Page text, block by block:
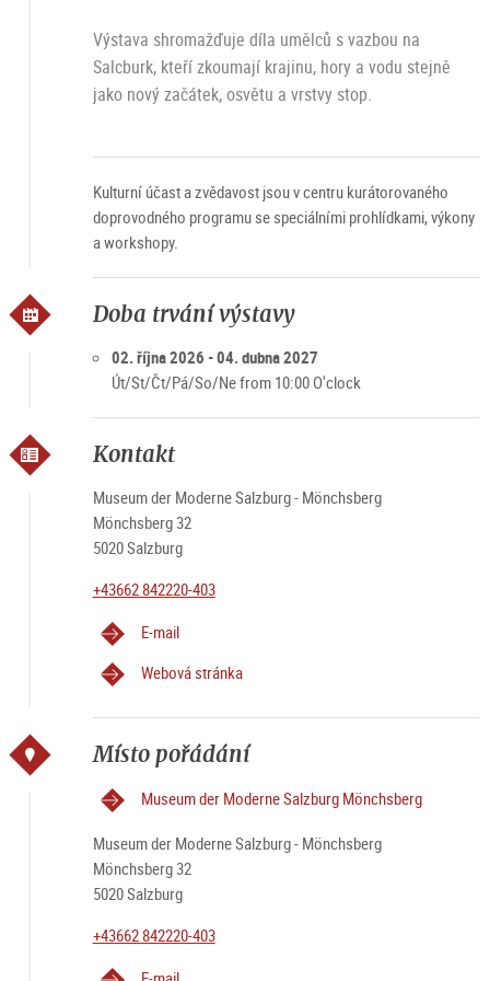
Výstava shromažďuje díla umělců s vazbou na
Salcburk, kteří zkoumají krajinu, hory a vodu stejně
jako nový začátek, osvětu a vrstvy stop.
Kulturní účast a zvědavost jsou v centru kurátorovaného
doprovodného programu se speciálními prohlídkami, výkony
a workshopy.
Doba trvání výstavy
02. října 2026 - 04. dubna 2027
Út/St/Čt/Pá/So/Ne from 10:00 O'clock
Kontakt
Museum der Moderne Salzburg - Mönchsberg
Mönchsberg 32
5020 Salzburg
+43662 842220-403
E-mail
Webová stránka
Místo pořádání
Museum der Moderne Salzburg Mönchsberg
Museum der Moderne Salzburg - Mönchsberg
Mönchsberg 32
5020 Salzburg
+43662 842220-403